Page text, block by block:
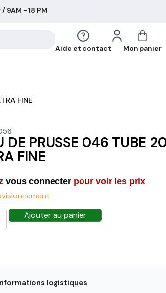
9AM - 18 PM
Aide et contact Mon panier
FINE
DE PRUSSE 046 TUBE
FINE
vous connecter pour voir les prix
Ajouter au panier
logistiques